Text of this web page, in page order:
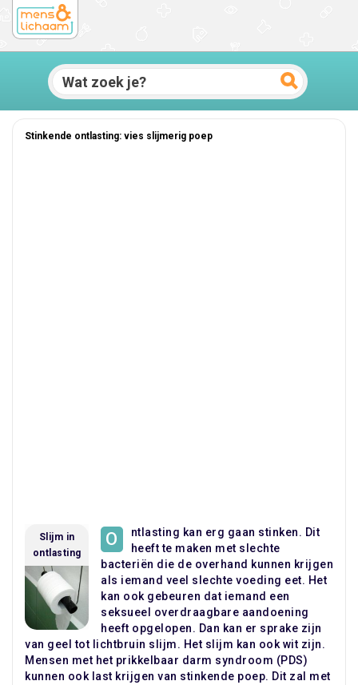
Stinkende ontlasting: vies slijmerig poep
Slijm in
ontlasting
O
ntlasting kan erg gaan stinken. Dit
heeft te maken met slechte
bacteriën die de overhand kunnen krijgen
als iemand veel slechte voeding eet. Het
kan ook gebeuren dat iemand een
seksueel overdraagbare aandoening
heeft opgelopen. Dan kan er sprake zijn
van geel tot lichtbruin slijm. Het slijm kan ook wit zijn.
Mensen met het prikkelbaar darm syndroom (PDS)
kunnen ook last krijgen van stinkende poep. Dit zal met